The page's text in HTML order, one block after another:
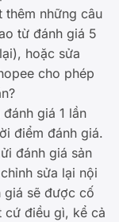
thêm những câu
từ đánh giá 5
hoặc sửa
cho phép
giá 1 lần
điểm đánh giá.
đánh giá sản
sửa lại nội
giá sẽ được cố
cứ điều gì, kể cả